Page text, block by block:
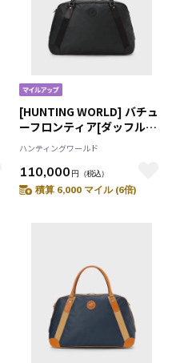
[HUNTING WORLD] バチュ
ーフロンティア[ダッフル
2353BFR]ブラック
6109091708
ハンティングワールド
110,000 円 （税込）
積算 6,000 マイル (6倍)